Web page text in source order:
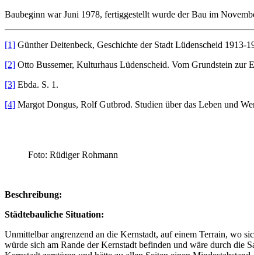
Baubeginn war Juni 1978, fertiggestellt wurde der Bau im
[1] Günther Deitenbeck, Geschichte der Stadt Lüdenscheid 1913-
[2] Otto Bussemer, Kulturhaus Lüdenscheid. Vom Grundstein zur
[3] Ebda. S. 1.
[4] Margot Dongus, Rolf Gutbrod. Studien über das Leben und
Foto: Rüdiger Rohmann
Beschreibung:
Städtebauliche Situation:
Unmittelbar angrenzend an die Kernstadt, auf einem Terrain, wo
würde sich am Rande der Kernstadt befinden und wäre durch die